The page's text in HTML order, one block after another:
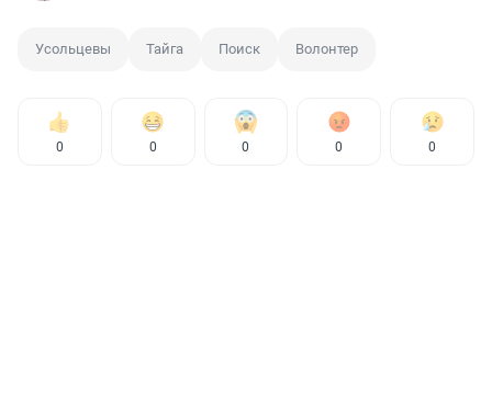
Усольцевы Тайга Поиск Волонтер
0 0 0 0 0